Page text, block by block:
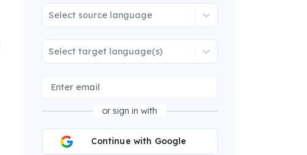
Select source language
Select target language(s)
or sign in with
Continue with Google